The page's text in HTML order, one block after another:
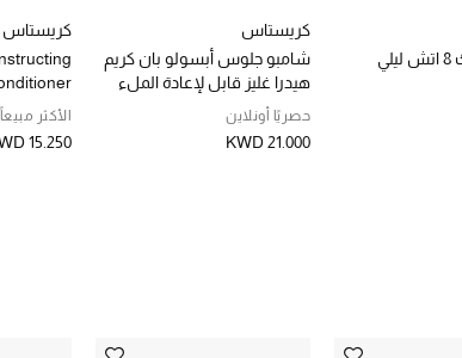
سيروم ماجيك 8 اتش ليلي
كريستاس
شامبو جلوس أبسولو بان كريم
هيدرا غليز قابل لإعادة الملء
حصريًا أونلاين
KWD 21.000
كريستاس
الأكثر مبيعاً
15.250